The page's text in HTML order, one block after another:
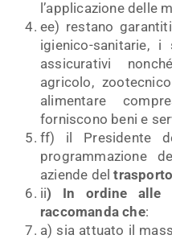
l’applicazione delle
ee) restano
igienico-sanitarie, i
assicurativi
agricolo,
alimentare
forniscono beni e
ff) il Presidente
programmazione
aziende del
ii) In ordine alle
raccomanda che:
a) sia attuato il